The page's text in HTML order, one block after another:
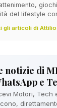
del lifestyle
gli articoli di
notizie di
e
Motori, Tech